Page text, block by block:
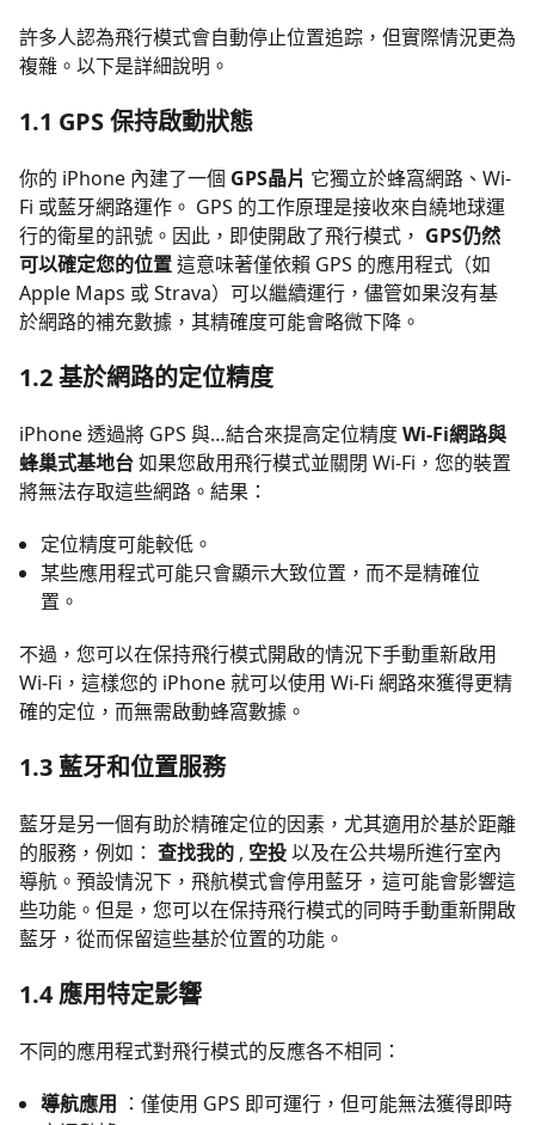
許多人認為飛行模式會自動停止位置追踪，但實際情況更為
複雜。以下是詳細說明。
1.1 GPS 保持啟動狀態
你的 iPhone 內建了一個 GPS晶片 它獨立於蜂窩網路、Wi-
Fi 或藍牙網路運作。 GPS 的工作原理是接收來自繞地球運
行的衛星的訊號。因此，即使開啟了飛行模式， GPS仍然
可以確定您的位置這意味著僅依賴 GPS 的應用程式（如
Apple Maps 或 Strava）可以繼續運行，儘管如果沒有基
於網路的補充數據，其精確度可能會略微下降。
1.2 基於網路的定位精度
iPhone 透過將 GPS 與…結合來提高定位精度Wi-Fi網路與
蜂巢式基地台如果您啟用飛行模式並關閉 Wi-Fi，您的裝置
將無法存取這些網路。結果：
定位精度可能較低。
某些應用程式可能只會顯示大致位置，而不是精確位
置。
不過，您可以在保持飛行模式開啟的情況下手動重新啟用
Wi-Fi，這樣您的 iPhone 就可以使用 Wi-Fi 網路來獲得更精
確的定位，而無需啟動蜂窩數據。
1.3 藍牙和位置服務
藍牙是另一個有助於精確定位的因素，尤其適用於基於距離
的服務，例如： 查找我的 , 空投以及在公共場所進行室內
導航。預設情況下，飛航模式會停用藍牙，這可能會影響這
些功能。但是，您可以在保持飛行模式的同時手動重新開啟
藍牙，從而保留這些基於位置的功能。
1.4 應用特定影響
不同的應用程式對飛行模式的反應各不相同：
導航應用 ：僅使用 GPS 即可運行，但可能無法獲得即時